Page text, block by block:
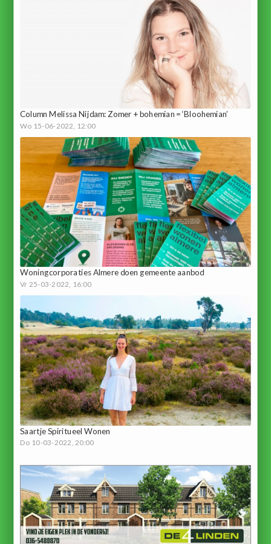
Column Melissa Nijdam: Zomer + bohemian = ‘Bloohemian’
Wo 15-06-2022, 12:00
Woningcorporaties Almere doen gemeente aanbod
Vr 25-03-2022, 16:00
Saartje Spiritueel Wonen
Do 10-03-2022, 20:00